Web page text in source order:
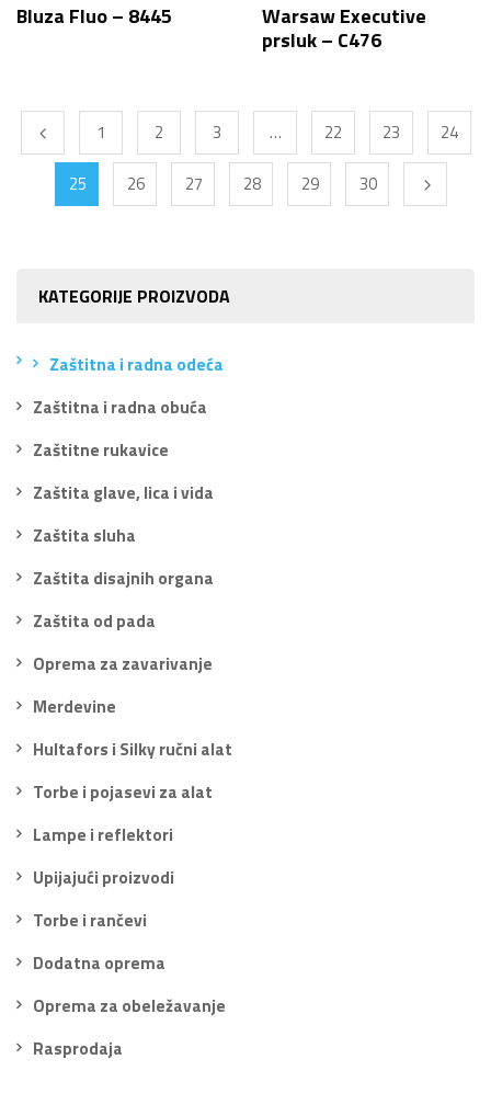
KATEGORIJE PROIZVODA
Zaštitna i radna odeća
Zaštitna i radna obuća
Zaštitne rukavice
Zaštita glave, lica i vida
Zaštita sluha
Zaštita disajnih organa
Zaštita od pada
Oprema za zavarivanje
Merdevine
Hultafors i Silky ručni alat
Torbe i pojasevi za alat
Lampe i reflektori
Upijajući proizvodi
Torbe i rančevi
Dodatna oprema
Oprema za obeležavanje
Rasprodaja
Bluza Fluo – 8445
Warsaw Executive
prsluk – C476
1 2 3 … 22 23 24
25 26 27 28 29 30